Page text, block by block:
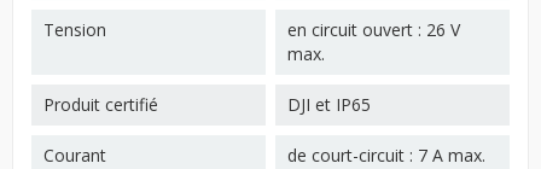
Tension
en circuit ouvert : 26 V
max.
Produit certifié DJI et IP65
Courant de court-circuit : 7 A max.